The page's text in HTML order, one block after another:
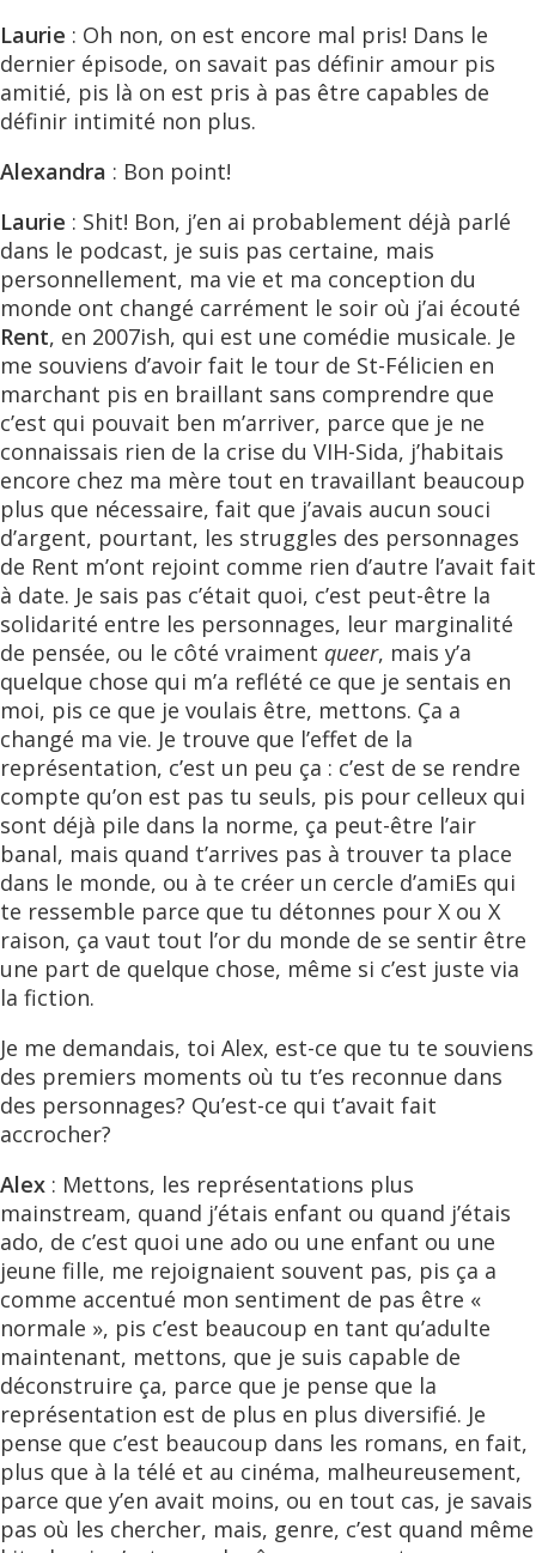
Laurie : Oh non, on est encore mal pris! Dans le
dernier épisode, on savait pas définir amour pis
amitié, pis là on est pris à pas être capables de
définir intimité non plus.
Alexandra : Bon point!
Laurie : Shit! Bon, j’en ai probablement déjà parlé
dans le podcast, je suis pas certaine, mais
personnellement, ma vie et ma conception du
monde ont changé carrément le soir où j’ai écouté
Rent, en 2007ish, qui est une comédie musicale. Je
me souviens d’avoir fait le tour de St-Félicien en
marchant pis en braillant sans comprendre que
c’est qui pouvait ben m’arriver, parce que je ne
connaissais rien de la crise du VIH-Sida, j’habitais
encore chez ma mère tout en travaillant beaucoup
plus que nécessaire, fait que j’avais aucun souci
d’argent, pourtant, les struggles des personnages
de Rent m’ont rejoint comme rien d’autre l’avait fait
à date. Je sais pas c’était quoi, c’est peut-être la
solidarité entre les personnages, leur marginalité
de pensée, ou le côté vraiment queer, mais y’a
quelque chose qui m’a reflété ce que je sentais en
moi, pis ce que je voulais être, mettons. Ça a
changé ma vie. Je trouve que l’effet de la
représentation, c’est un peu ça : c’est de se rendre
compte qu’on est pas tu seuls, pis pour celleux qui
sont déjà pile dans la norme, ça peut-être l’air
banal, mais quand t’arrives pas à trouver ta place
dans le monde, ou à te créer un cercle d’amiEs qui
te ressemble parce que tu détonnes pour X ou X
raison, ça vaut tout l’or du monde de se sentir être
une part de quelque chose, même si c’est juste via
la fiction.
Je me demandais, toi Alex, est-ce que tu te souviens
des premiers moments où tu t’es reconnue dans
des personnages? Qu’est-ce qui t’avait fait
accrocher?
Alex : Mettons, les représentations plus
mainstream, quand j’étais enfant ou quand j’étais
ado, de c’est quoi une ado ou une enfant ou une
jeune fille, me rejoignaient souvent pas, pis ça a
comme accentué mon sentiment de pas être «
normale », pis c’est beaucoup en tant qu’adulte
maintenant, mettons, que je suis capable de
déconstruire ça, parce que je pense que la
représentation est de plus en plus diversifié. Je
pense que c’est beaucoup dans les romans, en fait,
plus que à la télé et au cinéma, malheureusement,
parce que y’en avait moins, ou en tout cas, je savais
pas où les chercher, mais, genre, c’est quand même